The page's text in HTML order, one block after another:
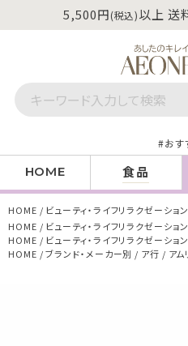
5,500円(税込)以上 送
おす
HOME 食品
HOME ビューティ・ライフリラクゼーション
HOME
ビューティ・ライフリラクゼーション
HOME
ビューティ・ライフリラクゼーション
HOME
ブランド・メーカー別 ア行 ア